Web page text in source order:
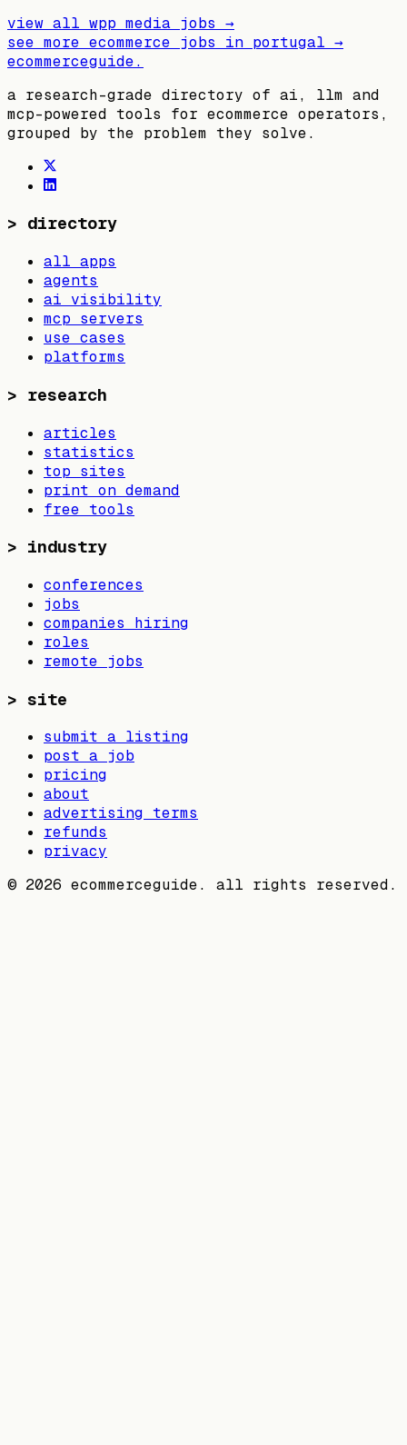
view all wpp media jobs →
see more ecommerce jobs in portugal →
ecommerceguide.
a research-grade directory of ai, llm and
mcp-powered tools for ecommerce operators,
grouped by the problem they solve.
> directory
all apps
agents
ai visibility
mcp servers
use cases
platforms
> research
articles
statistics
top sites
print on demand
free tools
> industry
conferences
jobs
companies hiring
roles
remote jobs
> site
submit a listing
post a job
pricing
about
advertising terms
refunds
privacy
© 2026 ecommerceguide. all rights reserved.